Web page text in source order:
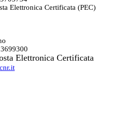
Elettronica Certificata (PEC)
Elettronica Certificata